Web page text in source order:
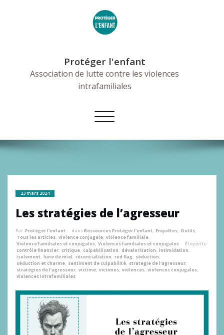
Protéger l'enfant
Association de lutte contre les violences
intrafamiliales
Afficher/masquer
la
23 mars 2024
Les stratégies de l’agresseur
Par Protéger l'enfant dansRessources Protéger l'enfant, Enquêtes, Outils,
Tous les articles, violence conjugale, violence familiale,
Violence familiales et conjugales, Violences familiales et conjugales
Étiquette
contrôle financier, critique, culpabilisation, dévalorisation, intimidation,
isolement, lune de miel, réconcialiation, red flag, séduction,
séduction et charme, sentiment de culpabilité, strategie de l'agresseur,
stratégies de l'agresseur, victime, victimes, violences, violences conjugales,
violences intrafamiliales